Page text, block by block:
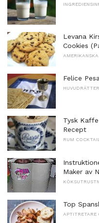
Levana
Cookies
Felice
HUVUDRÄTTER
Tysk
Recept
RUM
Maker av
Top
APTITRETARE